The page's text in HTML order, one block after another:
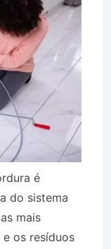
é
do sistema
mais
os resíduos